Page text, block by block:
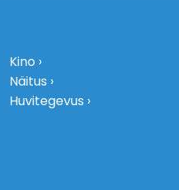
Kino
Näitus
Huvitegevus